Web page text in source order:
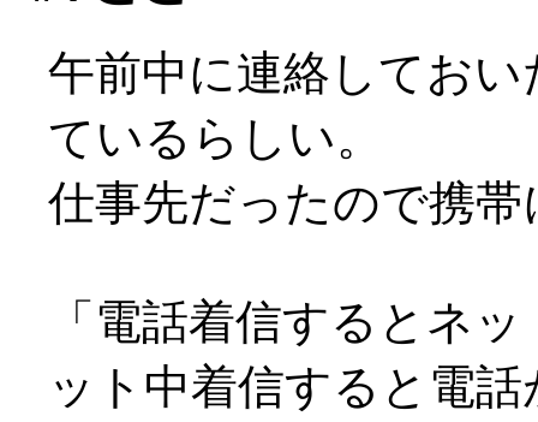
午前中に連絡してお
ているらしい。
仕事先だったので携
「電話着信するとネ
ット中着信すると電